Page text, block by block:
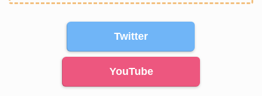
Twitter
YouTube